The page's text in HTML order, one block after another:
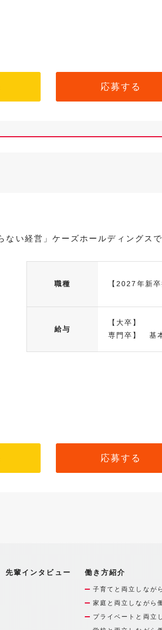
応募する
ない経営」ケーズホールディングス
職種 【2027年新
給与
【大卒】
専門卒】 基
応募する
先輩インタビュー 働き方紹介
子育てと両立しなが
家庭と両立しながら
プライベートと両立